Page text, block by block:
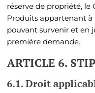
réserve de propriété, le
Produits appartenant à
pouvant survenir et en
première demande.
ARTICLE 6.
6.1. Droit